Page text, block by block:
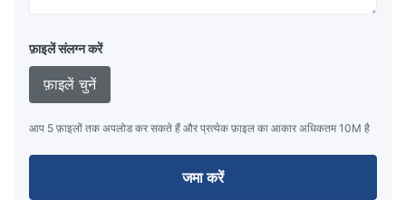
फ़ाइलें संलग्न करें
फ़ाइलें चुनें
आप 5 फ़ाइलों तक अपलोड कर सकते हैं और प्रत्येक फ़ाइल का आकार अधिकतम 10M है
जमा करें